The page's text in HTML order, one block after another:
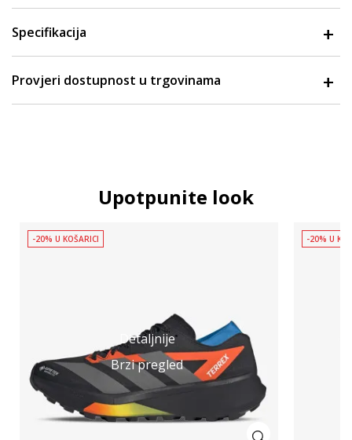
Specifikacija
Provjeri dostupnost u trgovinama
Upotpunite look
Detaljnije
Brzi pregled
-20% U KOŠARICI -20% U